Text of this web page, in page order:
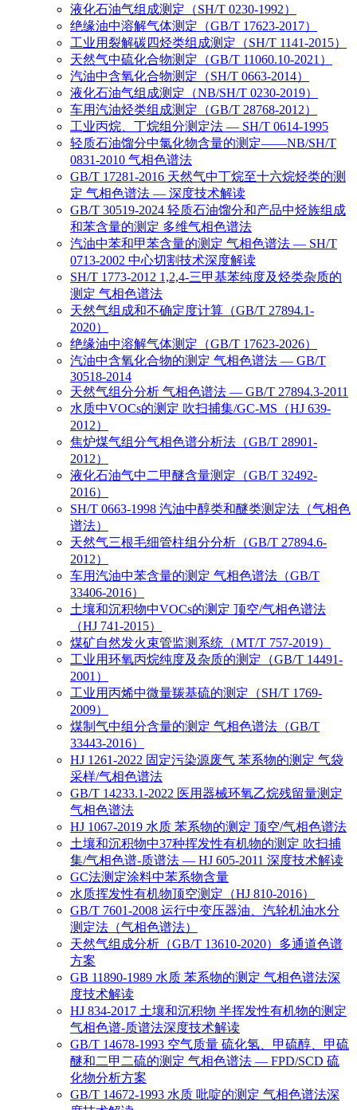
液化石油气组成测定（SH/T 0230-1992）
绝缘油中溶解气体测定（GB/T 17623-2017）
工业用裂解碳四烃类组成测定（SH/T 1141-2015）
天然气中硫化合物测定（GB/T 11060.10-2021）
汽油中含氧化合物测定（SH/T 0663-2014）
液化石油气组成测定（NB/SH/T 0230-2019）
车用汽油烃类组成测定（GB/T 28768-2012）
工业丙烷、丁烷组分测定法 — SH/T 0614-1995
轻质石油馏分中氯化物含量的测定——NB/SH/T
0831-2010 气相色谱法
GB/T 17281-2016 天然气中丁烷至十六烷烃类的测
定 气相色谱法 — 深度技术解读
GB/T 30519-2024 轻质石油馏分和产品中烃族组成
和苯含量的测定 多维气相色谱法
汽油中苯和甲苯含量的测定 气相色谱法 — SH/T
0713-2002 中心切割技术深度解读
SH/T 1773-2012 1,2,4-三甲基苯纯度及烃类杂质的
测定 气相色谱法
天然气组成和不确定度计算（GB/T 27894.1-
2020）
绝缘油中溶解气体测定（GB/T 17623-2026）
汽油中含氧化合物的测定 气相色谱法 — GB/T
30518-2014
天然气组分分析 气相色谱法 — GB/T 27894.3-2011
水质中VOCs的测定 吹扫捕集/GC-MS（HJ 639-
2012）
焦炉煤气组分气相色谱分析法（GB/T 28901-
2012）
液化石油气中二甲醚含量测定（GB/T 32492-
2016）
SH/T 0663-1998 汽油中醇类和醚类测定法（气相色
谱法）
天然气三根毛细管柱组分分析（GB/T 27894.6-
2012）
车用汽油中苯含量的测定 气相色谱法（GB/T
33406-2016）
土壤和沉积物中VOCs的测定 顶空/气相色谱法
（HJ 741-2015）
煤矿自然发火束管监测系统（MT/T 757-2019）
工业用环氧丙烷纯度及杂质的测定（GB/T 14491-
2001）
工业用丙烯中微量羰基硫的测定（SH/T 1769-
2009）
煤制气中组分含量的测定 气相色谱法（GB/T
33443-2016）
HJ 1261-2022 固定污染源废气 苯系物的测定 气袋
采样/气相色谱法
GB/T 14233.1-2022 医用器械环氧乙烷残留量测定
气相色谱法
HJ 1067-2019 水质 苯系物的测定 顶空/气相色谱法
土壤和沉积物中37种挥发性有机物的测定 吹扫捕
集/气相色谱-质谱法 — HJ 605-2011 深度技术解读
GC法测定涂料中苯系物含量
水质挥发性有机物顶空测定（HJ 810-2016）
GB/T 7601-2008 运行中变压器油、汽轮机油水分
测定法（气相色谱法）
天然气组成分析（GB/T 13610-2020）多通道色谱
方案
GB 11890-1989 水质 苯系物的测定 气相色谱法深
度技术解读
HJ 834-2017 土壤和沉积物 半挥发性有机物的测定
气相色谱-质谱法深度技术解读
GB/T 14678-1993 空气质量 硫化氢、甲硫醇、甲硫
醚和二甲二硫的测定 气相色谱法 — FPD/SCD 硫
化物分析方案
GB/T 14672-1993 水质 吡啶的测定 气相色谱法深